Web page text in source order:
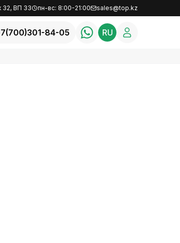
32, ВП 33 пн-вс: 8:00-21:00 sales@top.kz
84-05 RU